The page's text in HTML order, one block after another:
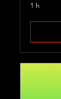
1 h